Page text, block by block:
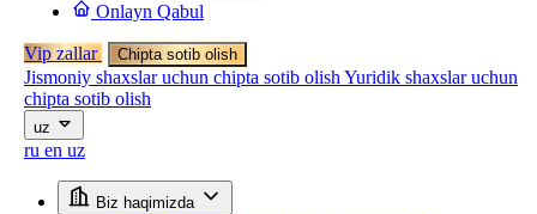
Onlayn Qabul
Vip zallar Chipta sotib olish
Jismoniy shaxslar uchun chipta sotib olish Yuridik shaxslar uchun
chipta sotib olish
uz
ru en uz
Biz haqimizda